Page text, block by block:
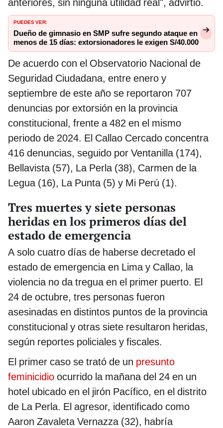
anteriores, sin ninguna utilidad real", advirtió.
PUEDES VER:
Dueño de gimnasio en SMP sufre segundo ataque en
menos de 15 días: extorsionadores le exigen S/40.000
De acuerdo con el Observatorio Nacional de
Seguridad Ciudadana, entre enero y
septiembre de este año se reportaron 707
denuncias por extorsión en la provincia
constitucional, frente a 482 en el mismo
periodo de 2024. El Callao Cercado concentra
416 denuncias, seguido por Ventanilla (174),
Bellavista (57), La Perla (38), Carmen de la
Legua (16), La Punta (5) y Mi Perú (1).
Tres muertes y siete personas
heridas en los primeros días del
estado de emergencia
A solo cuatro días de haberse decretado el
estado de emergencia en Lima y Callao, la
violencia no da tregua en el primer puerto. El
24 de octubre, tres personas fueron
asesinadas en distintos puntos de la provincia
constitucional y otras siete resultaron heridas,
según reportes policiales y fiscales.
El primer caso se trató de un presunto
feminicidio ocurrido la mañana del 24 en un
hotel ubicado en el jirón Pacífico, en el distrito
de La Perla. El agresor, identificado como
Aaron Zavaleta Vernazza (32), habría